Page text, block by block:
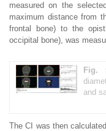
measured on the
maximum distance from
frontal bone) to the
occipital bone), was
and
The CI was then